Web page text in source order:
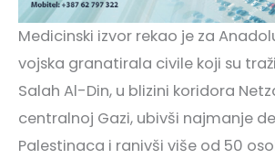
Medicinski izvor rekao je za
vojska granatirala civile koji su
Salah Al-Din, u blizini koridora
centralnoj Gazi, ubivši najmanje
Palestinaca i ranivši više od 50